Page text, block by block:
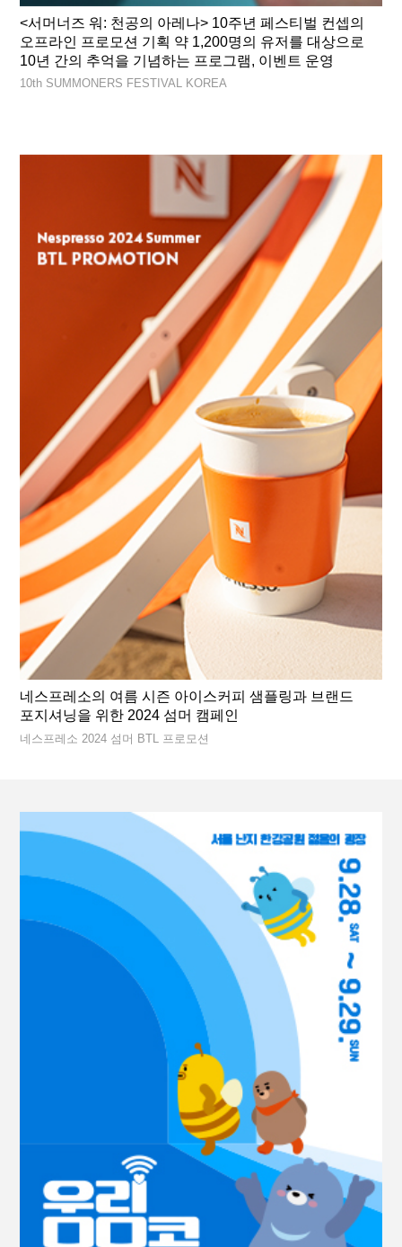
<서머너즈 워: 천공의 아레나> 10주년 페스티벌 컨셉의
오프라인 프로모션 기획 약 1,200명의 유저를 대상으로
10년 간의 추억을 기념하는 프로그램, 이벤트 운영
10th SUMMONERS FESTIVAL KOREA
네스프레소의 여름 시즌 아이스커피 샘플링과 브랜드
포지셔닝을 위한 2024 섬머 캠페인
네스프레소 2024 섬머 BTL 프로모션